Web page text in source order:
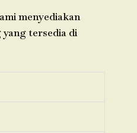
menyediakan
tersedia di